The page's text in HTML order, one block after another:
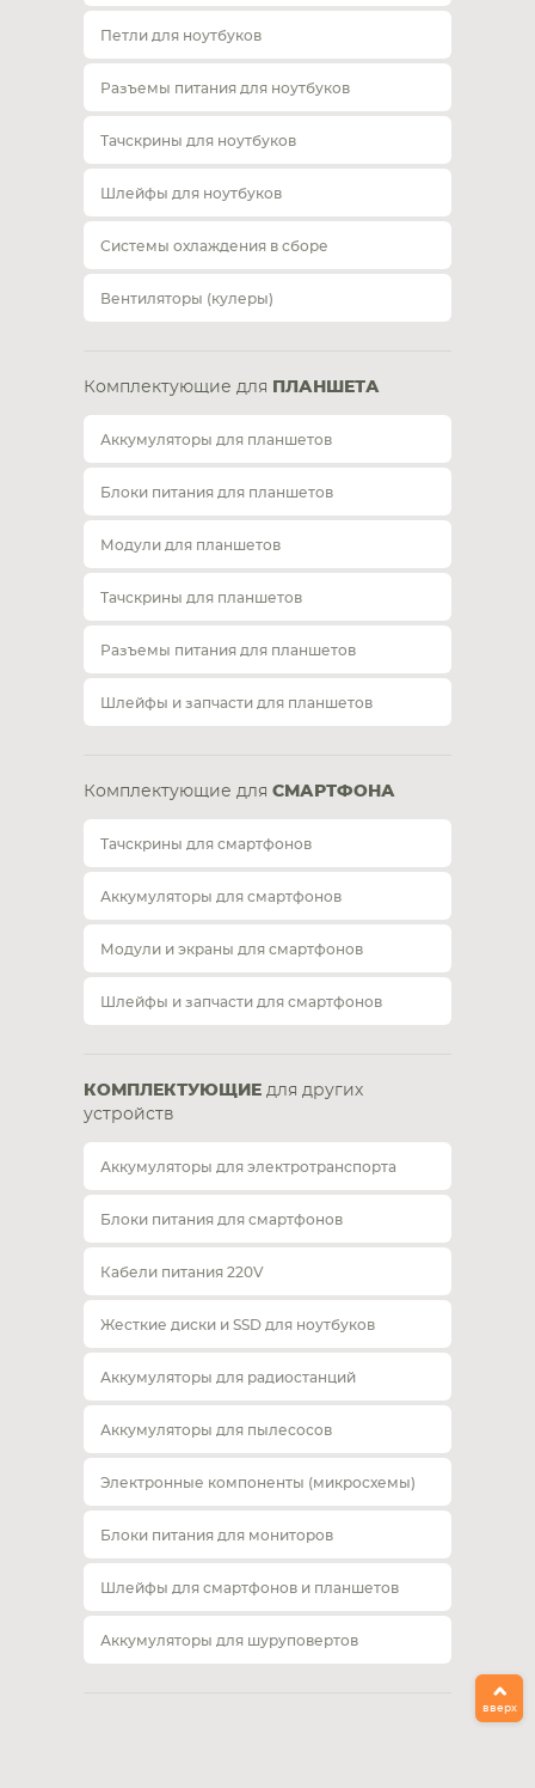
Петли для ноутбуков
Разъемы питания для ноутбуков
Тачскрины для ноутбуков
Шлейфы для ноутбуков
Системы охлаждения в сборе
Вентиляторы (кулеры)
Комплектующие для ПЛАНШЕТА
Аккумуляторы для планшетов
Блоки питания для планшетов
Модули для планшетов
Тачскрины для планшетов
Разъемы питания для планшетов
Шлейфы и запчасти для планшетов
Комплектующие для СМАРТФОНА
Тачскрины для смартфонов
Аккумуляторы для смартфонов
Модули и экраны для смартфонов
Шлейфы и запчасти для смартфонов
КОМПЛЕКТУЮЩИЕ для других
устройств
Аккумуляторы для электротранспорта
Блоки питания для смартфонов
Кабели питания 220V
Жесткие диски и SSD для ноутбуков
Аккумуляторы для радиостанций
Аккумуляторы для пылесосов
Электронные компоненты (микросхемы)
Блоки питания для мониторов
Шлейфы для смартфонов и планшетов
Аккумуляторы для шуруповертов
вверх